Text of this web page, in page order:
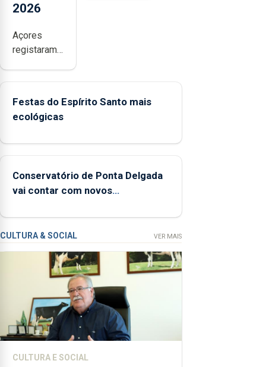
2026
Açores
registaram
e mais de
160
apanha
ilegal de
2022 e
2026. A ilha
das Flores
apresenta
significativo”
da CPUE
entre 2022
Festas do Espírito Santo mais
ecológicas
Conservatório de Ponta Delgada
vai contar com novos
CULTURA & SOCIAL VER MAIS
CULTURA E SOCIAL